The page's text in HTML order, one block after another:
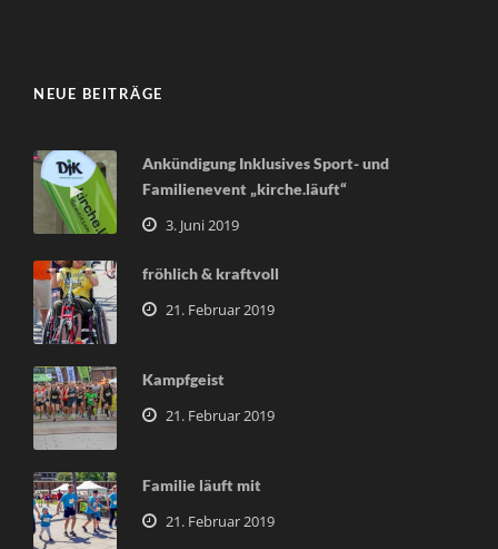
NEUE BEITRÄGE
Ankündigung Inklusives Sport- und
Familienevent „kirche.läuft“
3. Juni 2019
fröhlich & kraftvoll
21. Februar 2019
Kampfgeist
21. Februar 2019
Familie läuft mit
21. Februar 2019